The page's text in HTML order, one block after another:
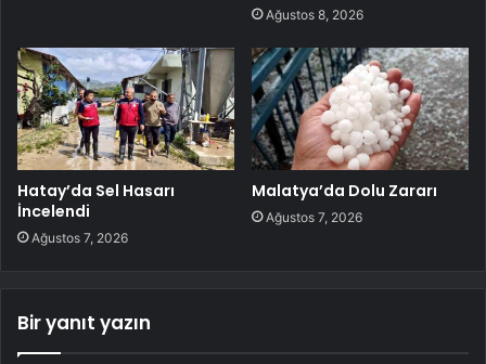
Ağustos 8, 2026
Hatay’da Sel Hasarı
İncelendi
Ağustos 7, 2026
Malatya’da Dolu Zararı
Ağustos 7, 2026
Bir yanıt yazın